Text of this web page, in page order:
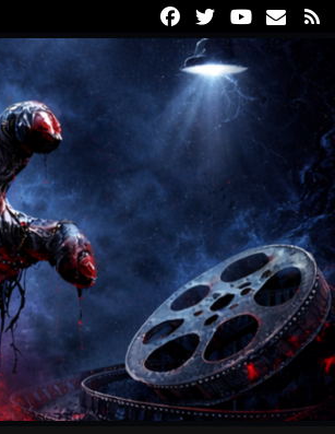
FacebookTwitterYoutube
Email